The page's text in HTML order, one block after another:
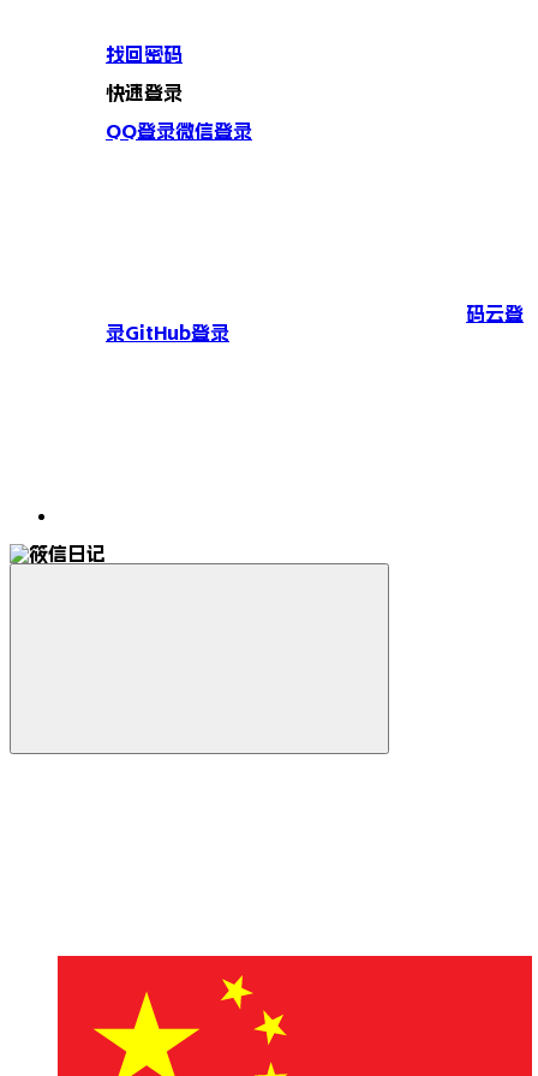
找回密码
快速登录
QQ登录微信登录
码云登
录GitHub登录